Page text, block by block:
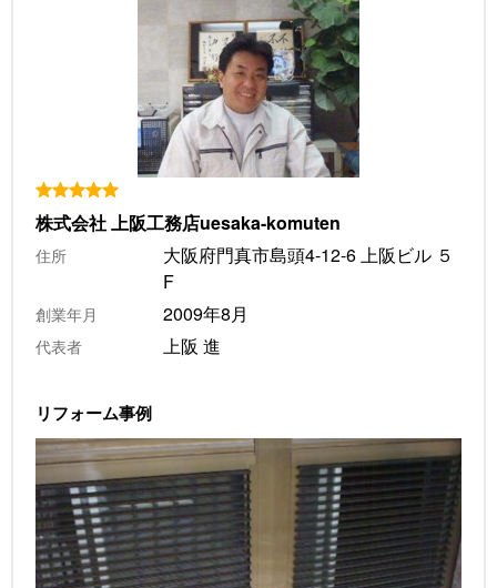
株式会社 上阪工務店uesaka-komuten
住所
大阪府門真市島頭4-12-6 上阪ビル ５
F
創業年月 2009年8月
代表者 上阪 進
リフォーム事例